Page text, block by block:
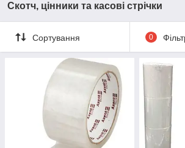
Скотч, цінники та касові стрічки
Сортування 0